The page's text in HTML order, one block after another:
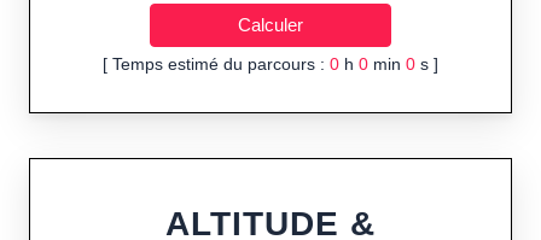
[ Temps estimé du parcours : 0 h 0 min 0 s ]
ALTITUDE &